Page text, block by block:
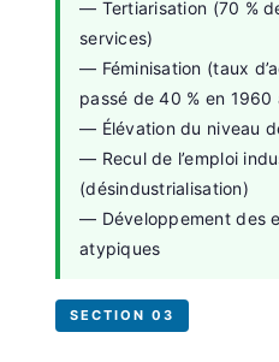
— Tertiarisation (70 %
services)
— Féminisation (taux
passé de 40 % en 1960
— Élévation du niveau
— Recul de l’emploi
(désindustrialisation)
— Développement des
atypiques
SECTION 03